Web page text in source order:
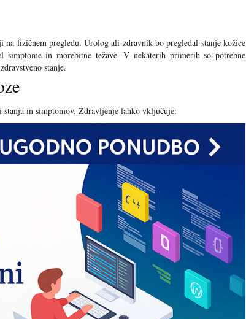
fizičnem pregledu. Urolog ali zdravnik bo pregledal stanje kožice
simptome in morebitne težave. V nekaterih primerih so potrebne
stanje.
stanja in simptomov. Zdravljenje lahko vključuje: